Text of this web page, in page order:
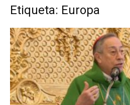
Etiqueta: Europa